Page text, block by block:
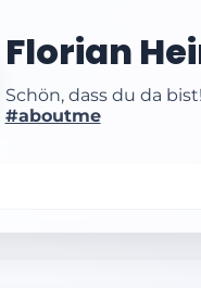
Florian
Schön, dass du da bist!
#aboutme